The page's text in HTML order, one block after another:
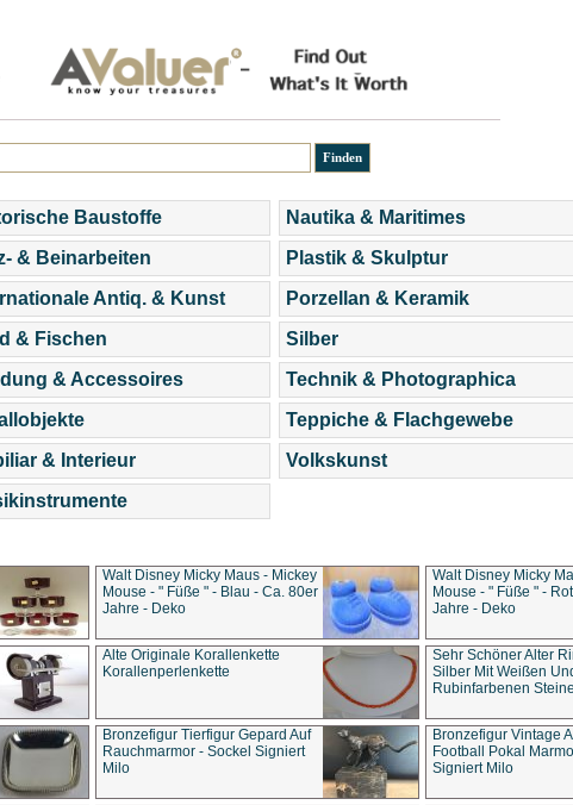
Baustoffe
& Beinarbeiten
Antiq. & Kunst
& Fischen
& Accessoires
& Interieur
Nautika & Maritimes
Plastik & Skulptur
Porzellan & Keramik
Silber
Technik & Photographica
Teppiche & Flachgewebe
Volkskunst
Walt Disney Micky Maus - Mickey
Mouse - " Füße " - Blau - Ca. 80er
Jahre - Deko
Walt Disney Micky
Mouse - " Füße " -
Jahre - Deko
Alte Originale Korallenkette
Korallenperlenkette
Sehr Schöner Alter
Silber Mit Weißen
Rubinfarbenen
Bronzefigur Tierfigur Gepard Auf
Rauchmarmor - Sockel Signiert
Milo
Bronzefigur Vintage
Football Pokal
Signiert Milo